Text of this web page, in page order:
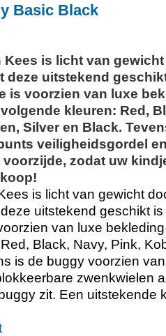
Basic Black
Kees is licht van
deze uitstekend
is voorzien van luxe
kleuren: Red,
Silver en Black.
veiligheidsgordel
zodat uw
is licht van gewicht
uitstekend geschikt
van luxe
Black, Navy, Pink,
is de buggy voorzien
zwenkwielen
zit. Een uitstekende